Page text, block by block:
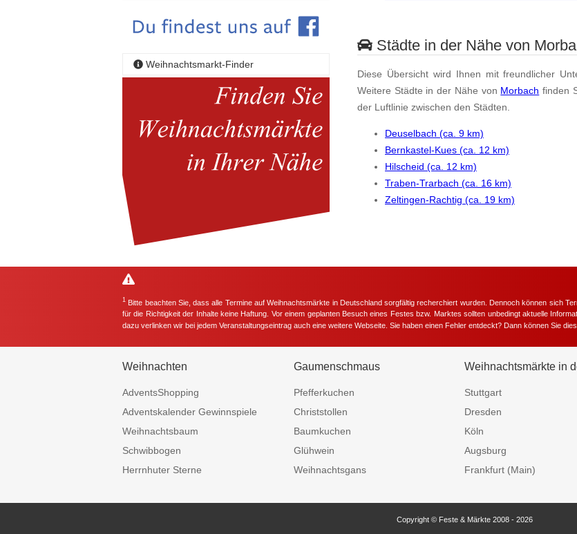
Städte in der Nähe von
Diese Übersicht wird Ihnen mit freundlicher
Weitere Städte in der Nähe von Morbach finden
der Luftlinie zwischen den Städten.
Deuselbach (ca. 9 km)
Bernkastel-Kues (ca. 12 km)
Hilscheid (ca. 12 km)
Traben-Trarbach (ca. 16 km)
Zeltingen-Rachtig (ca. 19 km)
Weihnachtsmarkt-Finder
1 Bitte beachten Sie, dass alle Termine auf Weihnachtsmärkte in Deutschland sorgfältig recherchiert wurden. Dennoch können sich
für die Richtigkeit der Inhalte keine Haftung. Vor einem geplanten Besuch eines Festes bzw. Marktes sollten unbedingt aktuelle
dazu verlinken wir bei jedem Veranstaltungseintrag auch eine weitere Webseite. Sie haben einen Fehler entdeckt? Dann können Sie dies
Weihnachten
AdventsShopping
Adventskalender Gewinnspiele
Weihnachtsbaum
Schwibbogen
Herrnhuter Sterne
Gaumenschmaus
Pfefferkuchen
Christstollen
Baumkuchen
Glühwein
Weihnachtsgans
Weihnachtsmärkte in
Stuttgart
Dresden
Köln
Augsburg
Frankfurt (Main)
Copyright © Feste & Märkte 2008 - 2026